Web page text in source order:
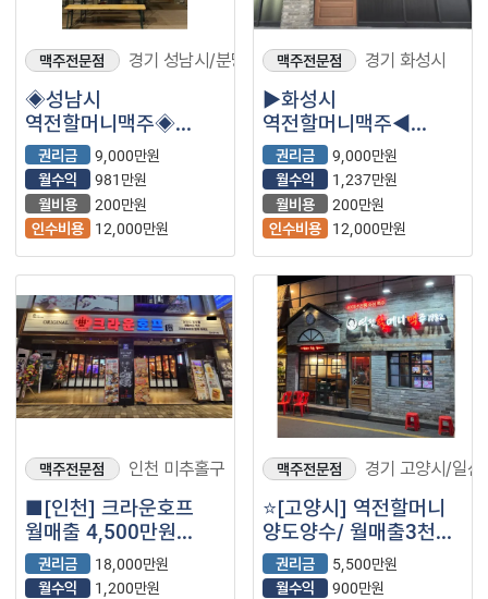
맥주전문점 경기 성남시/분당
◈성남시
역전할머니맥주◈
월매출 3,503만원 ▶
순수익1,000만원 내외
◀ 안정창업 ! 초보
창업추천!
권리금
9,000만원
월수익
981만원
월비용
200만원
인수비용
12,000만원
맥주전문점 경기 화성시
▶화성시
역전할머니맥주◀
월매출4,000만원대 /
초보안정창업추천!
권리금
9,000만원
월수익
1,237만원
월비용
200만원
인수비용
12,000만원
맥주전문점 인천 미추홀구
■[인천] 크라운호프
월매출 4,500만원
고매출 양도양수 매물
(프랜차이즈/맥주/주점)
권리금
18,000만원
월수익
1,200만원
맥주전문점 경기 고양시/일산
⭐️[고양시] 역전할머니
양도양수/ 월매출3천
반오토 월순익
700만원/ 20평⭐️
권리금
5,500만원
월수익
900만원